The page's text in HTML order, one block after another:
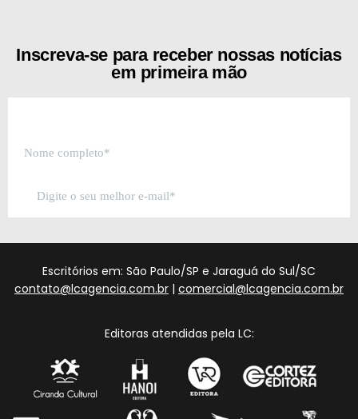
Inscreva-se para receber nossas notícias
em primeira mão
Escritórios em: São Paulo/SP e Jaraguá do Sul/SC
contato@lcagencia.com.br | comercial@lcagencia.com.br
Editoras atendidas pela LC: